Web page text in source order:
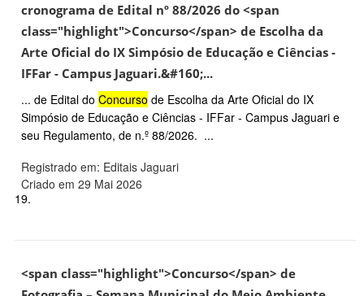
cronograma de Edital nº 88/2026 do <span
class="highlight">Concurso</span> de Escolha da
Arte Oficial do IX Simpósio de Educação e Ciências -
IFFar - Campus Jaguari.&#160;...
... de Edital do Concurso de Escolha da Arte Oficial do IX
Simpósio de Educação e Ciências - IFFar - Campus Jaguari e
seu Regulamento, de n.º 88/2026. ...
Registrado em: Editais Jaguari
Criado em 29 Mai 2026
19.
<span class="highlight">Concurso</span> de